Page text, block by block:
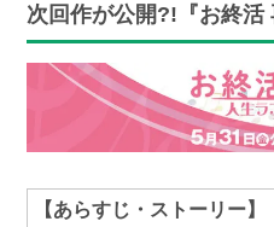
次回作が公開?!『お終活
【あらすじ・ストーリー】